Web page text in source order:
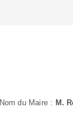
Nom du Maire : M.